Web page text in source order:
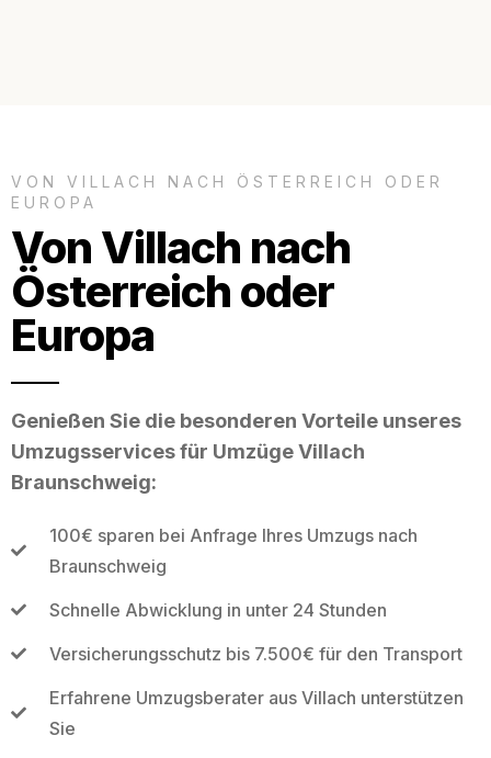
VON VILLACH NACH ÖSTERREICH ODER
EUROPA
Von Villach nach
Österreich oder
Europa
Genießen Sie die besonderen Vorteile unseres
Umzugsservices für Umzüge Villach
Braunschweig:
100€ sparen bei Anfrage Ihres Umzugs nach
Braunschweig
Schnelle Abwicklung in unter 24 Stunden
Versicherungsschutz bis 7.500€ für den Transport
Erfahrene Umzugsberater aus Villach unterstützen
Sie